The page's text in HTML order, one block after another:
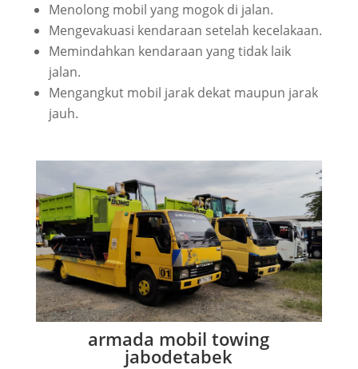
Menolong mobil yang mogok di jalan.
Mengevakuasi kendaraan setelah kecelakaan.
Memindahkan kendaraan yang tidak laik
jalan.
Mengangkut mobil jarak dekat maupun jarak
jauh.
armada mobil towing
jabodetabek